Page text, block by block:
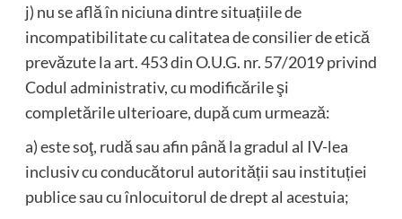
j) nu se află în niciuna dintre situațiile de
incompatibilitate cu calitatea de consilier de etică
prevăzute la art. 453 din O.U.G. nr. 57/2019 privind
Codul administrativ, cu modificările şi
completările ulterioare, după cum urmează:
a) este soţ, rudă sau afin până la gradul al IV-lea
inclusiv cu conducătorul autorității sau instituției
publice sau cu înlocuitorul de drept al acestuia;